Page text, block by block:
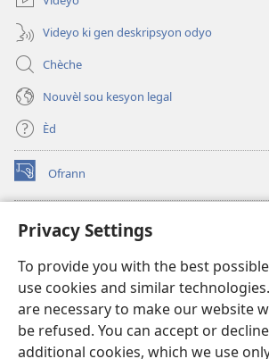
Privacy Settings
To provide you with the best
use cookies and similar
are necessary to make our website
be refused. You can accept or
additional cookies, which we use
Videyo ki gen deskripsyon odyo
Chèche
Nouvèl sou kesyon legal
Èd
Ofrann
(opens
new
Bibliyotèk sou Entènèt
(opens
window)JW Hub
(opens
new
window)JW Library
Watchtower Library